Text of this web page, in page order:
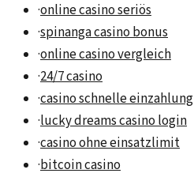
·online casino seriös
·spinanga casino bonus
·online casino vergleich
·24/7 casino
·casino schnelle einzahlung
·lucky dreams casino login
·casino ohne einsatzlimit
·bitcoin casino